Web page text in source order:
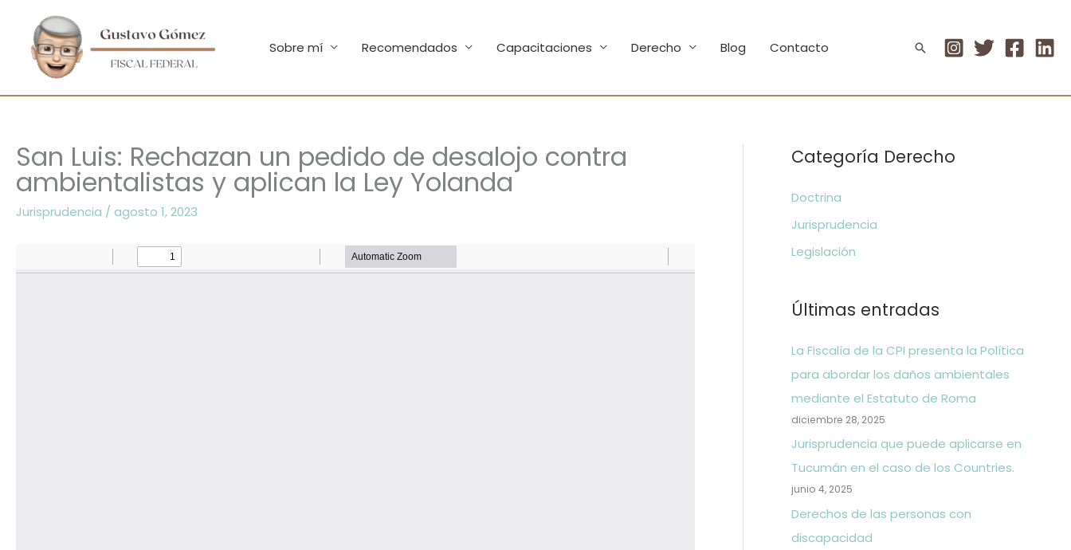
contenido
Sobre mí Recomendados Capacitaciones Derecho Blog Contacto Buscar
San Luis: Rechazan un pedido de desalojo contra
ambientalistas y aplican la Ley Yolanda
Jurisprudencia / agosto 1, 2023
Categoría Derecho
Doctrina
Jurisprudencia
Legislación
Últimas entradas
La Fiscalía de la CPI presenta la Política
para abordar los daños ambientales
mediante el Estatuto de Roma
diciembre 28, 2025
Jurisprudencia que puede aplicarse en
Tucumán en el caso de los Countries.
junio 4, 2025
Derechos de las personas con
discapacidad